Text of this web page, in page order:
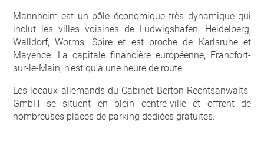
Mannheim est un pôle économique très dynamique qui
inclut les villes voisines de Ludwigshafen, Heidelberg,
Walldorf, Worms, Spire et est proche de Karlsruhe et
Mayence. La capitale financière européenne, Francfort-
sur-le-Main, n’est qu’à une heure de route.
Les locaux allemands du Cabinet Berton Rechtsanwalts-
GmbH se situent en plein centre-ville et offrent de
nombreuses places de parking dédiées gratuites.